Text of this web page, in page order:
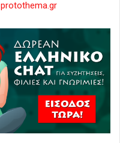
protothema.gr